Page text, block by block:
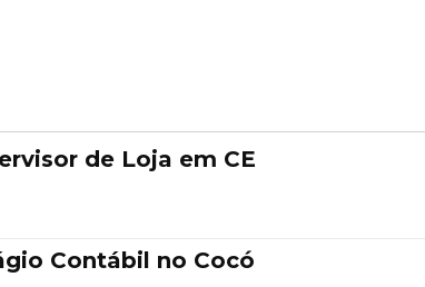
de Loja em CE
Contábil no Cocó